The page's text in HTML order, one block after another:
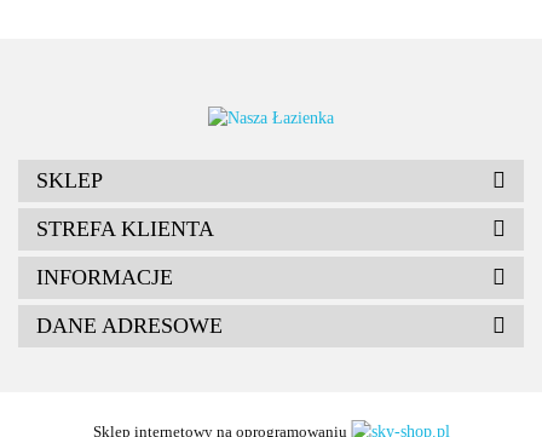
SKLEP
STREFA KLIENTA
INFORMACJE
DANE ADRESOWE
Sklep internetowy na oprogramowaniu